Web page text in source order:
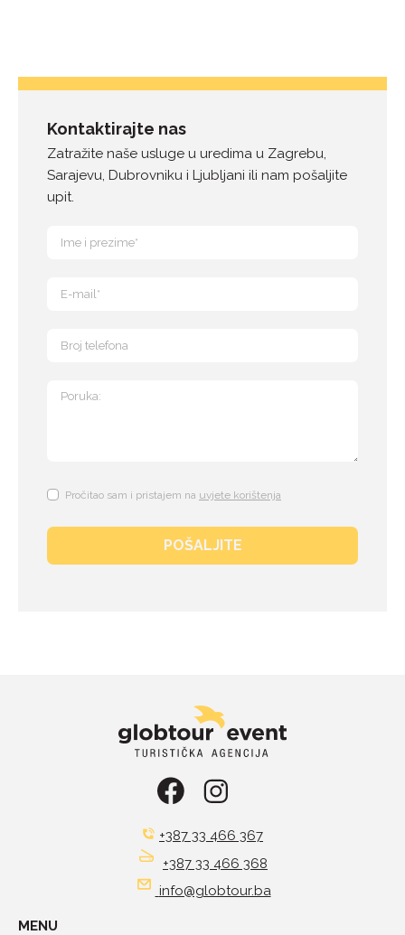
Kontaktirajte nas
Zatražite naše usluge u uredima u Zagrebu,
Sarajevu, Dubrovniku i Ljubljani ili nam pošaljite
upit.
Pročitao sam i pristajem na uvjete korištenja
POŠALJITE
+387 33 466 367
+387 33 466 368
info@globtour.ba
MENU